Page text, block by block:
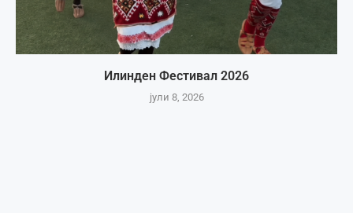
Илинден Фестивал 2026
јули 8, 2026